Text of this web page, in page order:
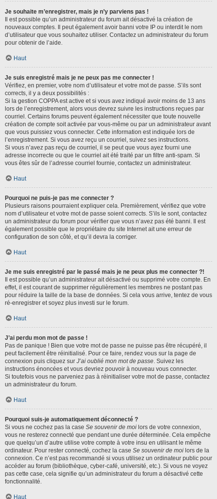
Je souhaite m’enregistrer, mais je n’y parviens pas !
Il est possible qu’un administrateur du forum ait désactivé la création de
nouveaux comptes. Il peut également avoir banni votre IP ou interdit le nom
d’utilisateur que vous souhaitez utiliser. Contactez un administrateur du forum
pour obtenir de l’aide.
Haut
Je suis enregistré mais je ne peux pas me connecter !
Vérifiez, en premier, votre nom d’utilisateur et votre mot de passe. S’ils sont
corrects, il y a deux possibilités :
Si la gestion COPPA est active et si vous avez indiqué avoir moins de 13 ans
lors de l’enregistrement, alors vous devrez suivre les instructions reçues par
courriel. Certains forums peuvent également nécessiter que toute nouvelle
création de compte soit activée par vous-même ou par un administrateur avant
que vous puissiez vous connecter. Cette information est indiquée lors de
l’enregistrement. Si vous avez reçu un courriel, suivez ses instructions.
Si vous n’avez pas reçu de courriel, il se peut que vous ayez fourni une
adresse incorrecte ou que le courriel ait été traité par un filtre anti-spam. Si
vous êtes sûr de l’adresse courriel fournie, contactez un administrateur.
Haut
Pourquoi ne puis-je pas me connecter ?
Plusieurs raisons pourraient expliquer cela. Premièrement, vérifiez que votre
nom d’utilisateur et votre mot de passe soient corrects. S’ils le sont, contactez
un administrateur du forum pour vérifier que vous n’avez pas été banni. Il est
également possible que le propriétaire du site Internet ait une erreur de
configuration de son côté, et qu’il devra la corriger.
Haut
Je me suis enregistré par le passé mais je ne peux plus me connecter ?!
Il est possible qu’un administrateur ait désactivé ou supprimé votre compte. En
effet, il est courant de supprimer régulièrement les membres ne postant pas
pour réduire la taille de la base de données. Si cela vous arrive, tentez de vous
ré-enregistrer et soyez plus investi sur le forum.
Haut
J’ai perdu mon mot de passe !
Pas de panique ! Bien que votre mot de passe ne puisse pas être récupéré, il
peut facilement être réinitialisé. Pour ce faire, rendez vous sur la page de
connexion puis cliquez sur J’ai oublié mon mot de passe. Suivez les
instructions énoncées et vous devriez pouvoir à nouveau vous connecter.
Si toutefois vous ne parveniez pas à réinitialiser votre mot de passe, contactez
un administrateur du forum.
Haut
Pourquoi suis-je automatiquement déconnecté ?
Si vous ne cochez pas la case Se souvenir de moi lors de votre connexion,
vous ne resterez connecté que pendant une durée déterminée. Cela empêche
que quelqu’un d’autre utilise votre compte à votre insu en utilisant le même
ordinateur. Pour rester connecté, cochez la case Se souvenir de moi lors de la
connexion. Ce n’est pas recommandé si vous utilisez un ordinateur public pour
accéder au forum (bibliothèque, cyber-café, université, etc.). Si vous ne voyez
pas cette case, cela signifie qu’un administrateur du forum a désactivé cette
fonctionnalité.
Haut